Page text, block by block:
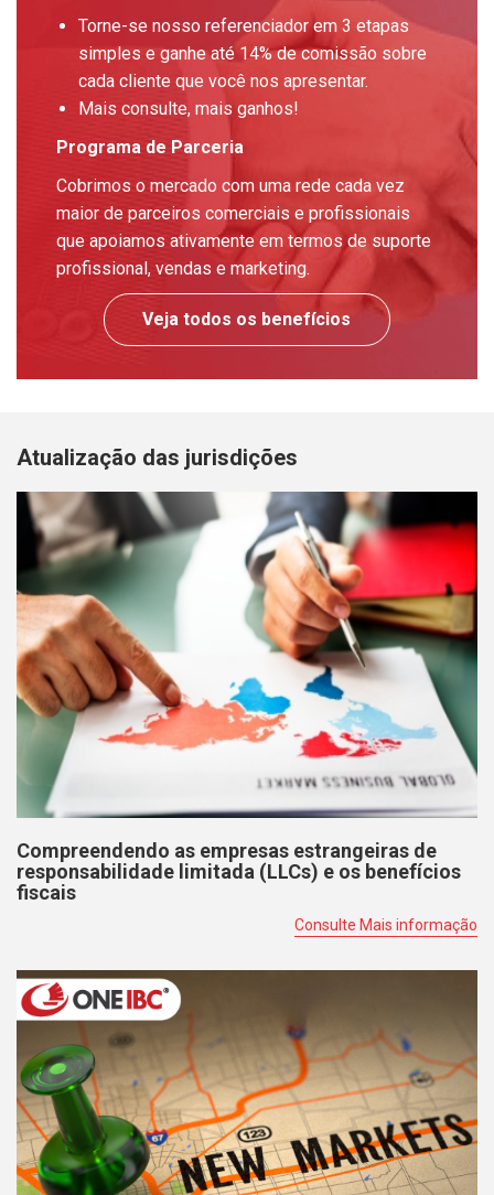
Torne-se nosso referenciador em 3 etapas
simples e ganhe até 14% de comissão sobre
cada cliente que você nos apresentar.
Mais consulte, mais ganhos!
Programa de Parceria
Cobrimos o mercado com uma rede cada vez
maior de parceiros comerciais e profissionais
que apoiamos ativamente em termos de suporte
profissional, vendas e marketing.
Veja todos os benefícios
Atualização das jurisdições
Compreendendo as empresas estrangeiras de
responsabilidade limitada (LLCs) e os benefícios
fiscais
Consulte Mais informação